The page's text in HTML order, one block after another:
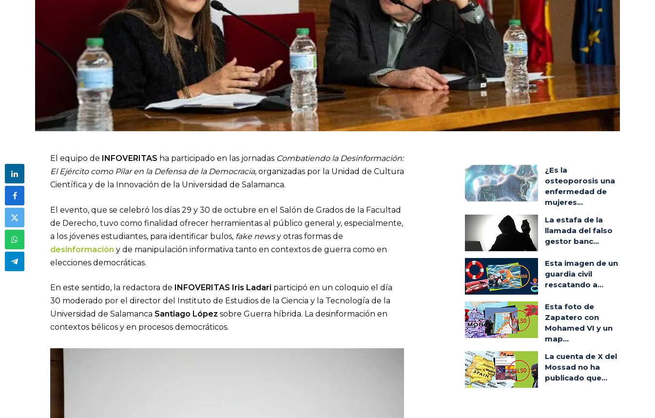
El equipo de INFOVERITAS ha participado en las jornadas Combatiendo la Desinformación:
El Ejército como Pilar en la Defensa de la Democracia, organizadas por la Unidad de Cultura
Científica y de la Innovación de la Universidad de Salamanca.
El evento, que se celebró los días 29 y 30 de octubre en el Salón de Grados de la Facultad
de Derecho, tuvo como finalidad ofrecer herramientas al público general y, especialmente,
a los jóvenes estudiantes, para identificar bulos, fake newsy otras formas de
desinformación y de manipulación informativa tanto en contextos de guerra como en
elecciones democráticas.
En este sentido, la redactora de INFOVERITAS Iris Ladari participó en un coloquio el día
30 moderado por el director del Instituto de Estudios de la Ciencia y la Tecnología de la
Universidad de Salamanca Santiago López sobre Guerra híbrida. La desinformación en
contextos bélicos y en procesos democráticos.
¿Es la
osteoporosis una
enfermedad de
mujeres...
La estafa de la
llamada del falso
gestor banc...
Esta imagen de un
guardia civil
rescatando a...
Esta foto de
Zapatero con
Mohamed VI y un
map...
La cuenta de X del
Mossad no ha
publicado que...